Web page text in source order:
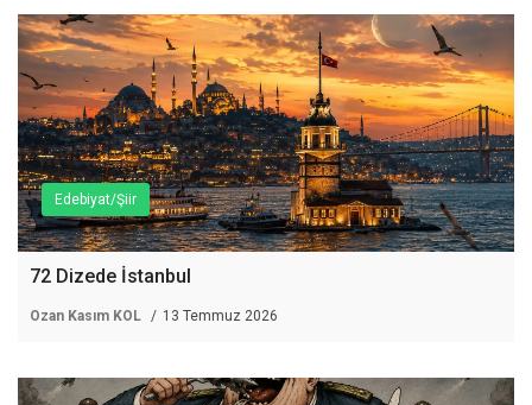
Edebiyat/Şiir
72 Dizede İstanbul
Ozan Kasım KOL 13 Temmuz 2026